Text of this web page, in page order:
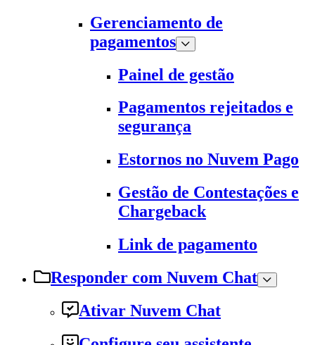
Gerenciamento de
pagamentos
Painel de gestão
Pagamentos rejeitados e
segurança
Estornos no Nuvem Pago
Gestão de Contestações e
Chargeback
Link de pagamento
Responder com Nuvem Chat
Ativar Nuvem Chat